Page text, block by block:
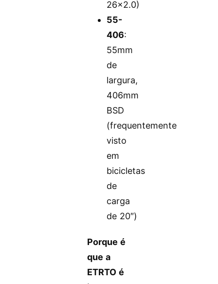
26×2.0)
55-
406:
55mm
de
largura,
406mm
BSD
(frequentemente
visto
em
bicicletas
de
carga
de 20″)
Porque é
que a
ETRTO é